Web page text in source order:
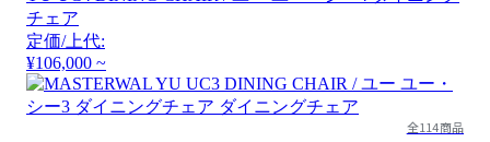
チェア
定価/上代:
¥106,000 ~
全114商品